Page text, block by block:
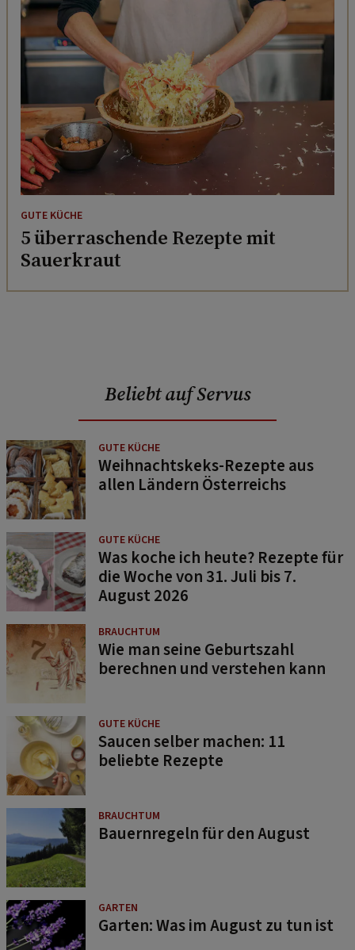
GUTE KÜCHE
5 überraschende Rezepte mit
Sauerkraut
Beliebt auf Servus
GUTE KÜCHE
Weihnachtskeks-Rezepte aus
allen Ländern Österreichs
GUTE KÜCHE
Was koche ich heute? Rezepte für
die Woche von 31. Juli bis 7.
August 2026
BRAUCHTUM
Wie man seine Geburtszahl
berechnen und verstehen kann
GUTE KÜCHE
Saucen selber machen: 11
beliebte Rezepte
BRAUCHTUM
Bauernregeln für den August
GARTEN
Garten: Was im August zu tun ist